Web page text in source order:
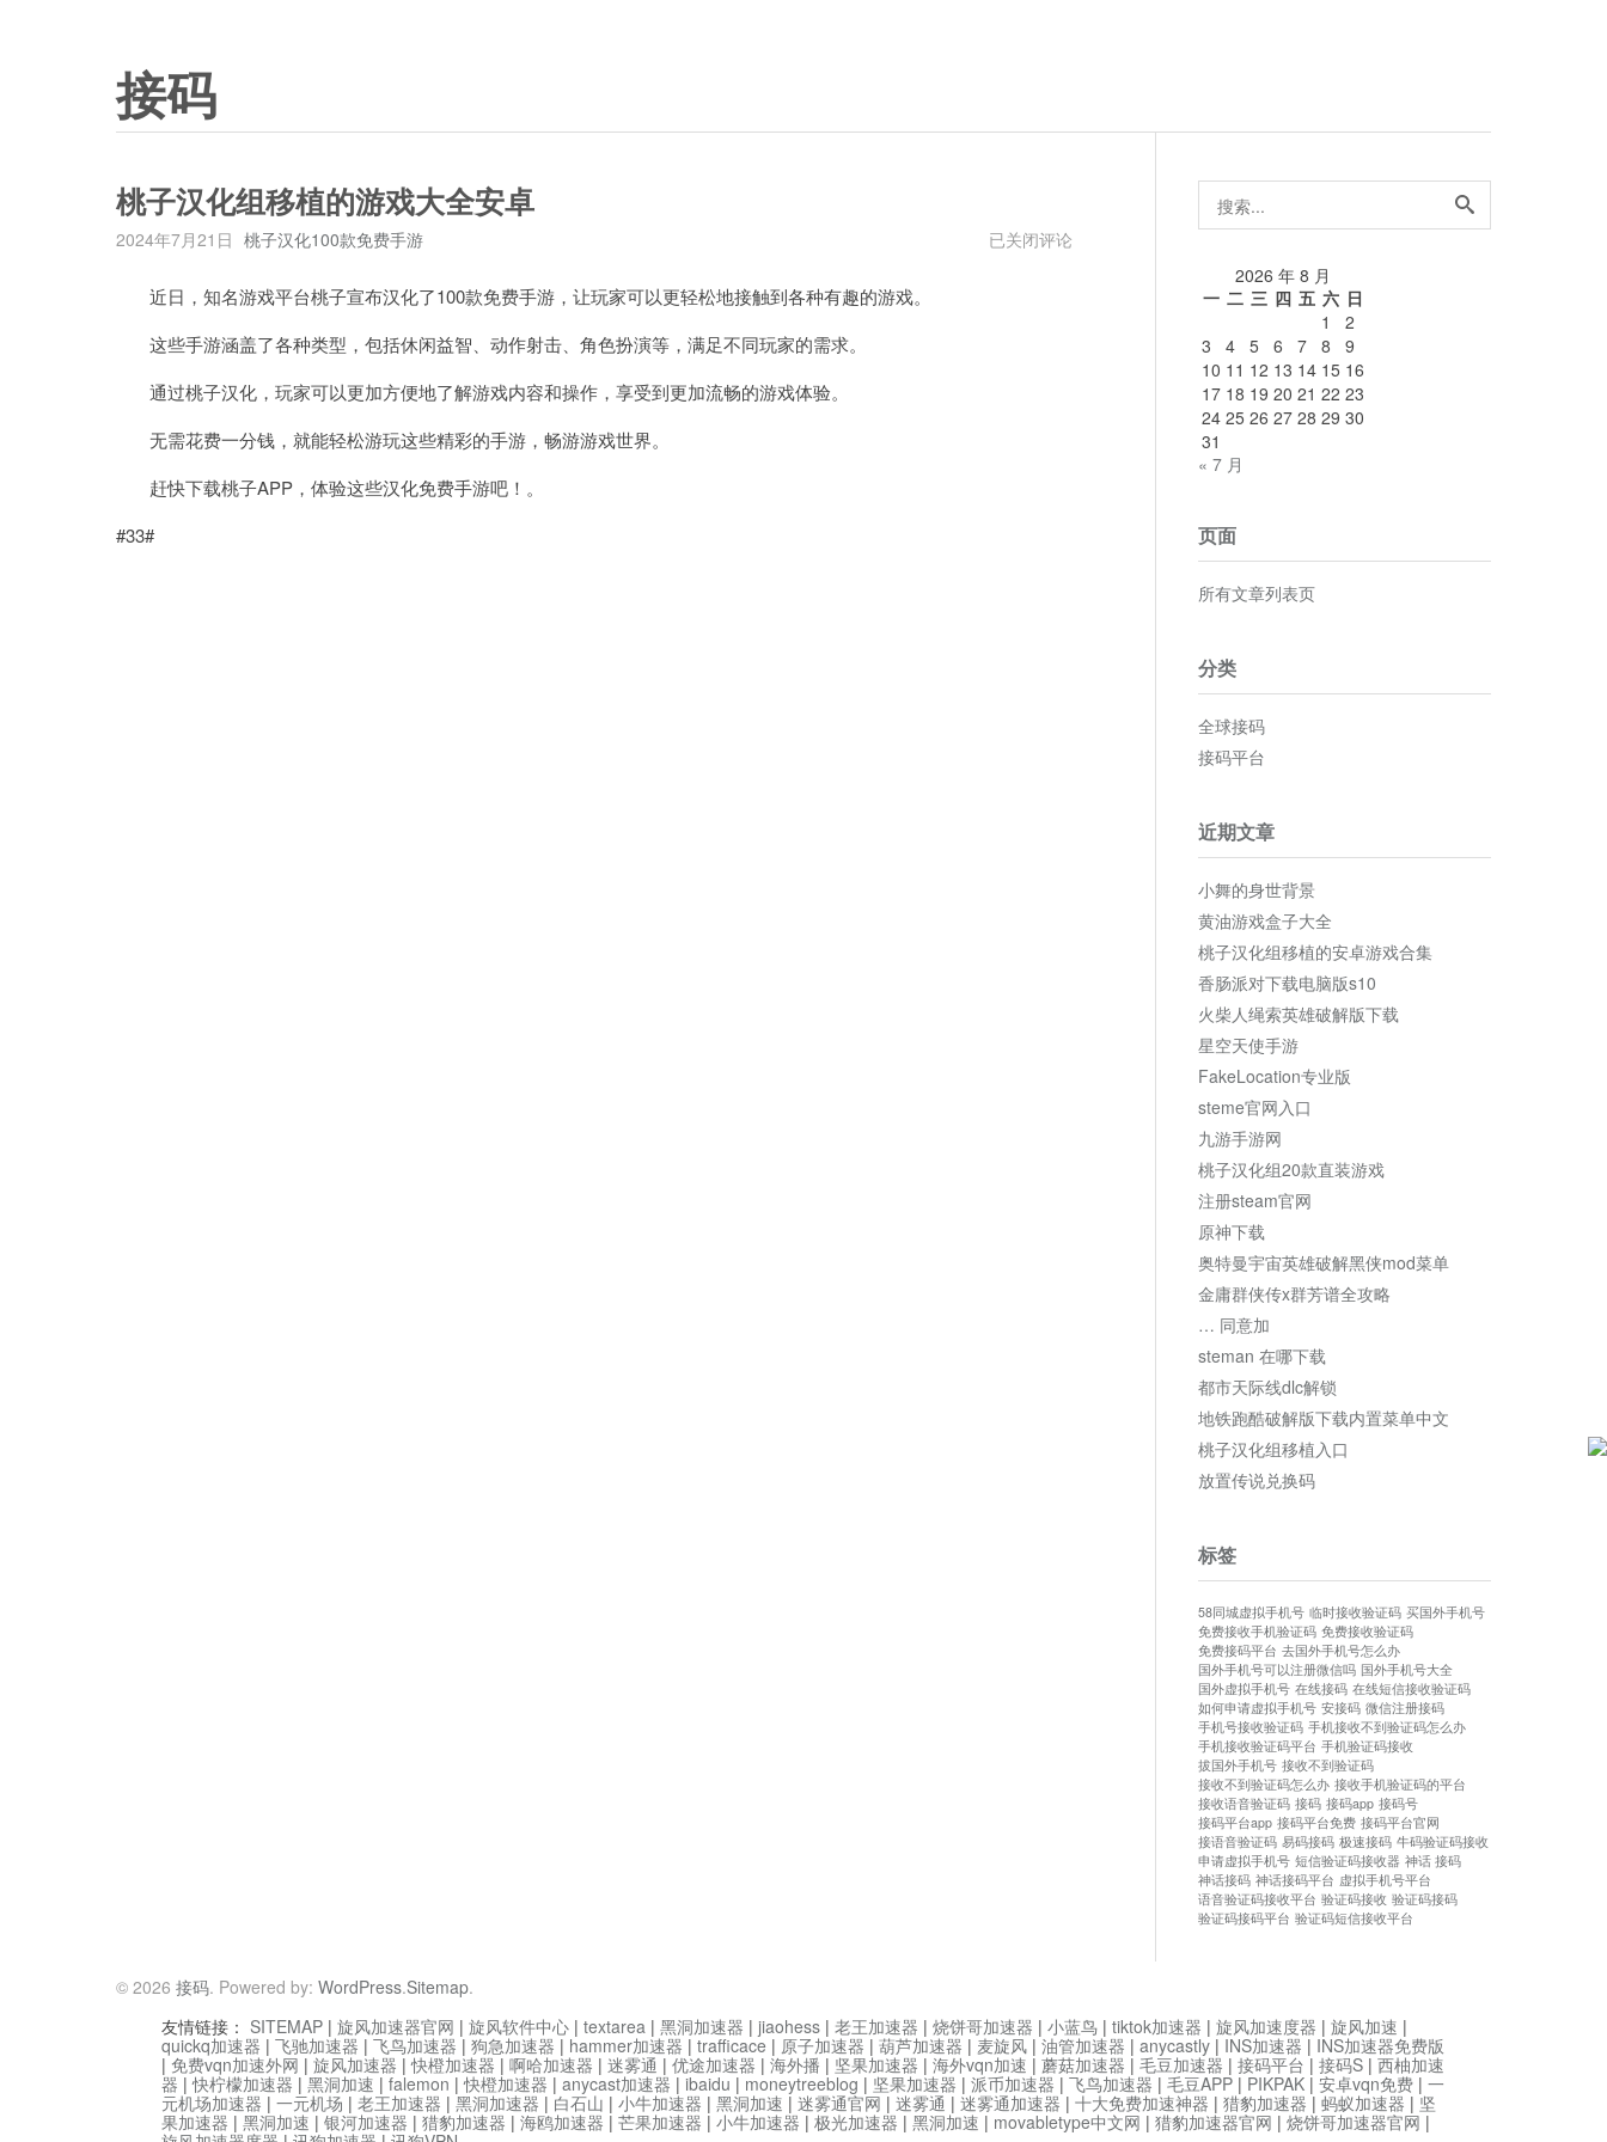
接码
桃子汉化组移植的游戏大全安卓
2024年7月21日 桃子汉化100款免费手游
桃
已关闭评论
近日，知名游戏平台桃子宣布汉化了100款免费手游，让玩家可以更轻松地接触到各种有趣的游戏。
这些手游涵盖了各种类型，包括休闲益智、动作射击、角色扮演等，满足不同玩家的需求。
通过桃子汉化，玩家可以更加方便地了解游戏内容和操作，享受到更加流畅的游戏体验。
无需花费一分钱，就能轻松游玩这些精彩的手游，畅游游戏世界。
赶快下载桃子APP，体验这些汉化免费手游吧！。
#33#
搜
索...
2026 年 8 月
一 二 三 四 五 六 日
1
2
3
4 5 6 7 8
9
10 11 12 13 14 15 16
17 18 19 20 21 22 23
24 25 26 27 28 29 30
31
« 7 月
页面
所有文章列表页
分类
全球接码
接码平台
近期文章
小舞的身世背景
黄油游戏盒子大全
桃子汉化组移植的安卓游戏合集
香肠派对下载电脑版s10
火柴人绳索英雄破解版下载
星空天使手游
FakeLocation专业版
steme官网入口
九游手游网
桃子汉化组20款直装游戏
注册steam官网
原神下载
奥特曼宇宙英雄破解黑侠mod菜单
金庸群侠传x群芳谱全攻略
… 同意加
steman 在哪下载
都市天际线dlc解锁
地铁跑酷破解版下载内置菜单中文
桃子汉化组移植入口
放置传说兑换码
标签
58同城虚拟手机号 临时接收验证码 买国外手机号
免费接收手机验证码 免费接收验证码
免费接码平台 去国外手机号怎么办
国外手机号可以注册微信吗 国外手机号大全
国外虚拟手机号 在线接码 在线短信接收验证码
如何申请虚拟手机号 安接码 微信注册接码
手机号接收验证码 手机接收不到验证码怎么办
手机接收验证码平台 手机验证码接收
拔国外手机号 接收不到验证码
接收不到验证码怎么办 接收手机验证码的平台
接收语音验证码 接码 接码app 接码号
接码平台app 接码平台免费 接码平台官网
接语音验证码 易码接码 极速接码 牛码验证码接收
申请虚拟手机号 短信验证码接收器 神话 接码
神话接码 神话接码平台 虚拟手机号平台
语音验证码接收平台 验证码接收 验证码接码
验证码接码平台 验证码短信接收平台
© 2026 接码. Powered by: WordPress.Sitemap.
友情链接： SITEMAP | 旋风加速器官网 | 旋风软件中心 | textarea | 黑洞加速器 | jiaohess | 老王加速器 | 烧饼哥加速器 | 小蓝鸟 | tiktok加速器 | 旋风加速度器 | 旋风加速 |
quickq加速器 | 飞驰加速器 | 飞鸟加速器 | 狗急加速器 | hammer加速器 | trafficace | 原子加速器 | 葫芦加速器 | 麦旋风 | 油管加速器 | anycastly | INS加速器 | INS加速器免费版
| 免费vqn加速外网 | 旋风加速器 |快橙加速器 | 啊哈加速器 | 迷雾通 | 优途加速器 | 海外播 | 坚果加速器 | 海外vqn加速 | 蘑菇加速器 | 毛豆加速器 | 接码平台 | 接码S | 西柚加速
器 |快柠檬加速器 | 黑洞加速 | falemon |快橙加速器 | anycast加速器 | ibaidu | moneytreeblog | 坚果加速器 | 派币加速器 | 飞鸟加速器 | 毛豆APP | PIKPAK | 安卓vqn免费 | 一
元机场加速器 | 一元机场 | 老王加速器 | 黑洞加速器 | 白石山 | 小牛加速器 | 黑洞加速 | 迷雾通官网 | 迷雾通 | 迷雾通加速器 | 十大免费加速神器 | 猎豹加速器 | 蚂蚁加速器 | 坚
果加速器 | 黑洞加速 | 银河加速器 | 猎豹加速器 | 海鸥加速器 | 芒果加速器 | 小牛加速器 | 极光加速器 | 黑洞加速 | movabletype中文网 | 猎豹加速器官网 | 烧饼哥加速器官网 |